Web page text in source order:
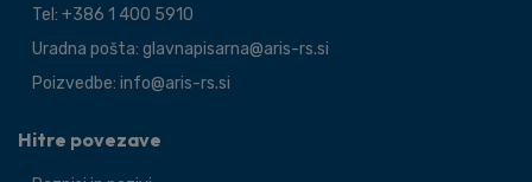
Tel: +386 1 400 5910
Uradna pošta: glavnapisarna@aris-rs.si
Poizvedbe: info@aris-rs.si
Hitre povezave